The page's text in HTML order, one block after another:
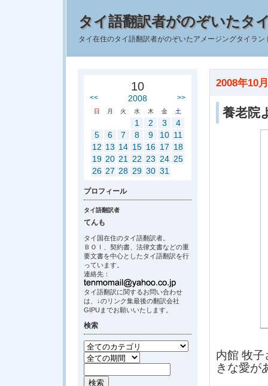
タイ語翻訳者がのぞいたタ
タイ在住のタイ語翻訳者がのぞいたアメージングタイラ
2008年10
養老院
内館 牧
きな愛が
10
<< 2008 >>
日 月 火 水 木 金 土
1 2 3
4
5
6 7 8 9 10 11
12 13 14 15 16 17 18
19 20 21 22 23 24 25
26 27 28 29 30 31
プロフィール
タイ語翻訳者
てんも
タイ国在住のタイ語翻訳者。
ＢＯＩ、契約書、法律文書などの重
要文書を中心としたタイ語翻訳を行
っています。
連絡先：
タイ語翻訳に関するお問い合わせ
は、↓のリンク集最後の翻訳会社
GIPUまでお願いいたします。
検索